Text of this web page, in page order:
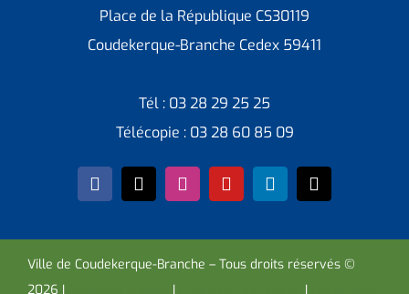
Place de la République CS30119
Coudekerque-Branche Cedex 59411
Tél : 03 28 29 25 25
Télécopie : 03 28 60 85 09
Ville de Coudekerque-Branche – Tous droits réservés ©
2026 I
I I